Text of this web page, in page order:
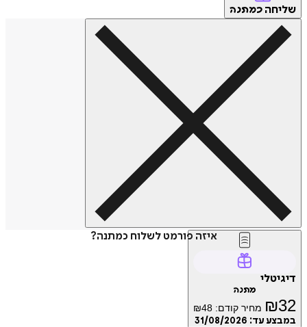
שליחה כמתנה
איזה פורמט לשלוח כמתנה?
דיגיטלי
מתנה
₪32 מחיר קודם: ₪48
במבצע עד: 31/08/2026